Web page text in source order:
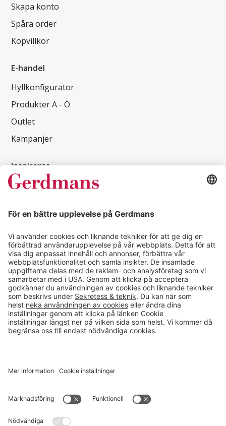
Skapa konto
Spåra order
Köpvillkor
E-handel
Hyllkonfigurator
Produkter A - Ö
Outlet
Kampanjer
Inspireras
Kundcase
Läsvärt
Kontakt
info@gerdmans.se
0433-740 80
Kundservice öppettider
Vardagar 07.30-17.00
© 2026 Gerdmans Inredningar AB Alla priser är exklusive moms.
Cookie inställningar